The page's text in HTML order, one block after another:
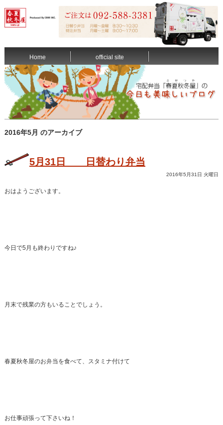
Home official site
2016年5月 のアーカイブ
5月31日 日替わり弁当
2016年5月31日 火曜日
おはようございます。
今日で5月も終わりですね♪
月末で残業の方もいることでしょう。
春夏秋冬屋のお弁当を食べて、スタミナ付けて
お仕事頑張って下さいね！